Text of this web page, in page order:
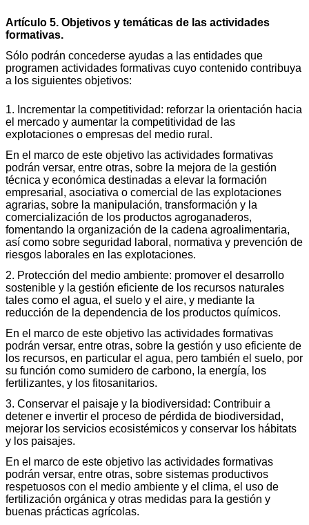
Artículo 5. Objetivos y temáticas de las actividades
formativas.
Sólo podrán concederse ayudas a las entidades que
programen actividades formativas cuyo contenido contribuya
a los siguientes objetivos:
1. Incrementar la competitividad: reforzar la orientación hacia
el mercado y aumentar la competitividad de las
explotaciones o empresas del medio rural.
En el marco de este objetivo las actividades formativas
podrán versar, entre otras, sobre la mejora de la gestión
técnica y económica destinadas a elevar la formación
empresarial, asociativa o comercial de las explotaciones
agrarias, sobre la manipulación, transformación y la
comercialización de los productos agroganaderos,
fomentando la organización de la cadena agroalimentaria,
así como sobre seguridad laboral, normativa y prevención de
riesgos laborales en las explotaciones.
2. Protección del medio ambiente: promover el desarrollo
sostenible y la gestión eficiente de los recursos naturales
tales como el agua, el suelo y el aire, y mediante la
reducción de la dependencia de los productos químicos.
En el marco de este objetivo las actividades formativas
podrán versar, entre otras, sobre la gestión y uso eficiente de
los recursos, en particular el agua, pero también el suelo, por
su función como sumidero de carbono, la energía, los
fertilizantes, y los fitosanitarios.
3. Conservar el paisaje y la biodiversidad: Contribuir a
detener e invertir el proceso de pérdida de biodiversidad,
mejorar los servicios ecosistémicos y conservar los hábitats
y los paisajes.
En el marco de este objetivo las actividades formativas
podrán versar, entre otras, sobre sistemas productivos
respetuosos con el medio ambiente y el clima, el uso de
fertilización orgánica y otras medidas para la gestión y
buenas prácticas agrícolas.